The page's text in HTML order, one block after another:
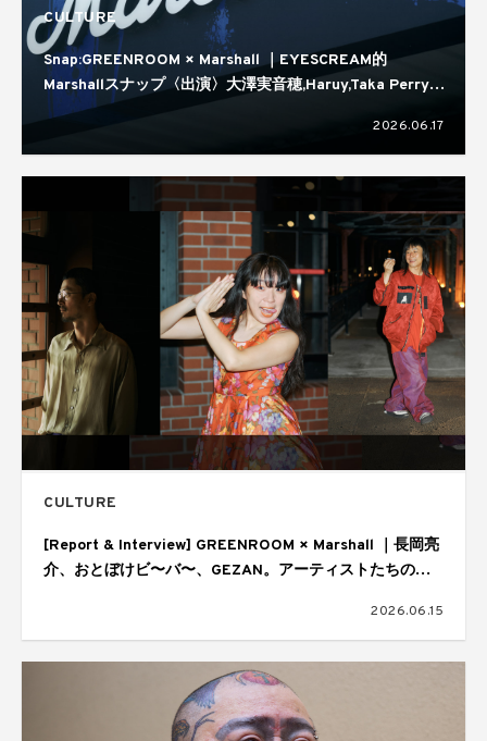
CULTURE
Snap:GREENROOM × Marshall ｜EYESCREAM的
Marshallスナップ〈出演〉大澤実音穂,Haruy,Taka Perry,
蒼葉える,kirin
2026.06.17
CULTURE
[Report & Interview] GREENROOM × Marshall ｜長岡亮
介、おとぼけビ〜バ〜、GEZAN。アーティストたちの音
2026.06.15